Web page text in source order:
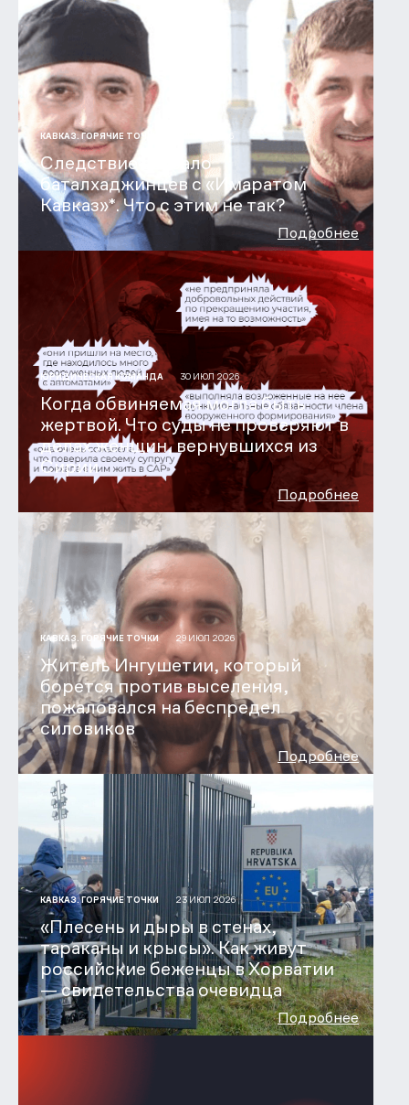
КАВКАЗ. ГОРЯЧИЕ ТОЧКИ
Следствие связало
баталхаджинцев с «Имаратом
Кавказ»*. Что с этим не так?
Подробнее
ЮРИДИЧЕСКАЯ КОМАНДА 30 ИЮЛ 2026
Когда обвиняемая могла быть
жертвой. Что суды не проверяют в
делах женщин, вернувшихся из
Сирии
Подробнее
КАВКАЗ. ГОРЯЧИЕ ТОЧКИ 29 ИЮЛ 2026
Житель Ингушетии, который
борется против выселения,
пожаловался на беспредел
силовиков
Подробнее
КАВКАЗ. ГОРЯЧИЕ ТОЧКИ 23 ИЮЛ 2026
«Плесень и дыры в стенах,
тараканы и крысы». Как живут
российские беженцы в Хорватии
— свидетельства очевидца
Подробнее